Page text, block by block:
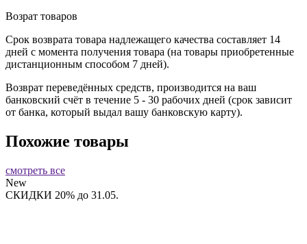
Возрат товаров
Срок возврата товара надлежащего качества составляет 14
дней с момента получения товара (на товары приобретенные
дистанционным способом 7 дней).
Возврат переведённых средств, производится на ваш
банковский счёт в течение 5 - 30 рабочих дней (срок зависит
от банка, который выдал вашу банковскую карту).
Похожие товары
смотреть все
New
СКИДКИ 20% до 31.05.